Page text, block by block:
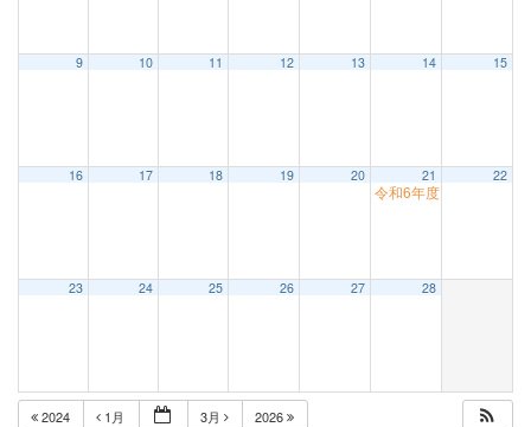
9 10 11 12 13 14 15
16 17 18 19 20 21
令和6年度マンスリス
22
23 24 25 26 27 28
2024 1月 3月 2026